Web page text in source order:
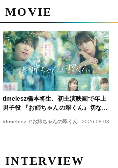
MOVIE
timelesz橋本将生、初主演映画で年上
男子役 『お姉ちゃんの翠くん』切ない
#timelesz #お姉ちゃんの翠くん 2026.08.08
INTERVIEW